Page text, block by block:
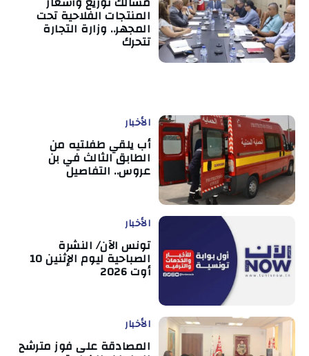
المنتجات الفلاحية تحت
المجهر.. وزارة التجارة
تتحرك
الأخبار
أب يلقي طفلتيه من
الطابق الثالث في بن
عروس.. التفاصيل
الأخبار
تونس الآن/ النشرة
الصباحية ليوم الإثنين 10
أوت 2026
الأخبار
المصادقة على فوز مترشح